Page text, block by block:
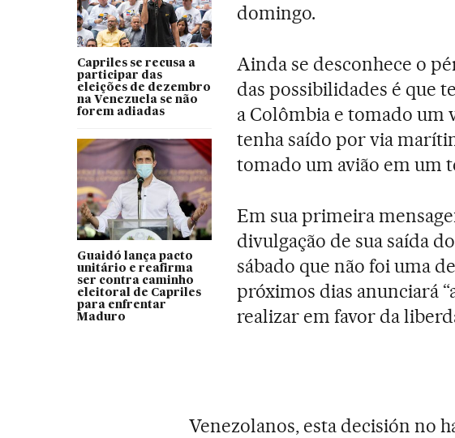
Capriles se recusa a
participar das
eleições de dezembro
na Venezuela se não
forem adiadas
Guaidó lança pacto
unitário e reafirma
ser contra caminho
eleitoral de Capriles
para enfrentar
Maduro
domingo.
Ainda se desconhece o
das possibilidades é que
a Colômbia e tomado um
tenha saído por via
tomado um avião em um
Em sua primeira
divulgação de sua saída
sábado que não foi uma
próximos dias anunciará
realizar em favor da
Venezolanos, esta decisión no